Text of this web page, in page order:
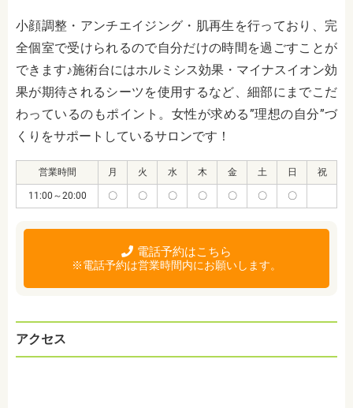
小顔調整・アンチエイジング・肌再生を行っており、完
全個室で受けられるので自分だけの時間を過ごすことが
できます♪施術台にはホルミシス効果・マイナスイオン効
果が期待されるシーツを使用するなど、細部にまでこだ
わっているのもポイント。女性が求める”理想の自分”づ
くりをサポートしているサロンです！
営業時間 月 火 水 木 金 土 日 祝
11:00～20:00 〇 〇 〇 〇 〇 〇 〇
電話予約はこちら
※電話予約は営業時間内にお願いします。
アクセス